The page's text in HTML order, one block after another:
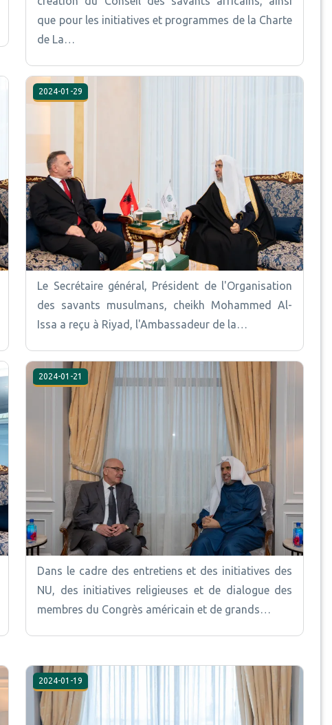
que pour les initiatives et programmes de la Charte
de La…
2024-01-29
Le Secrétaire général, Président de l'Organisation
des savants musulmans, cheikh Mohammed Al-
Issa a reçu à Riyad, l'Ambassadeur de la…
2024-01-21
Dans le cadre des entretiens et des initiatives des
NU, des initiatives religieuses et de dialogue des
membres du Congrès américain et de grands…
2024-01-19